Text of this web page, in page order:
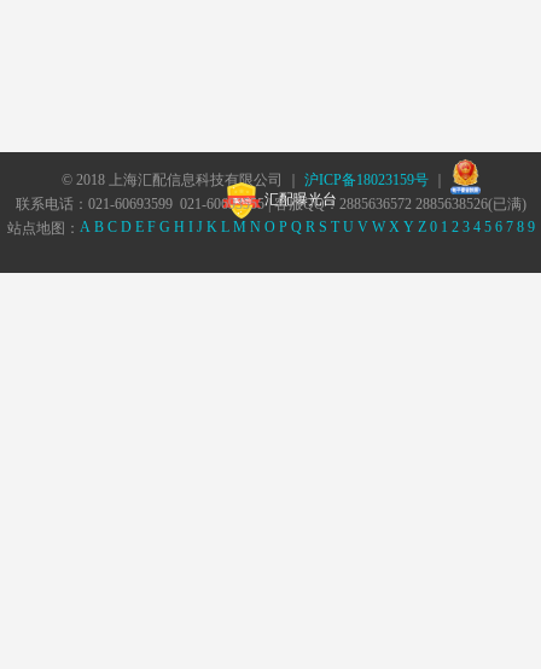
© 2018 上海汇配信息科技有限公司 ｜ 沪ICP备18023159号｜
汇配曝光台
联系电话：021-60693599 021-60693555 | 客服QQ：2885636572 2885638526(已满)
站点地图： A B C D E F G H I J K L M N O P Q R S T U V W X Y Z 0 1 2 3 4 5 6 7 8 9